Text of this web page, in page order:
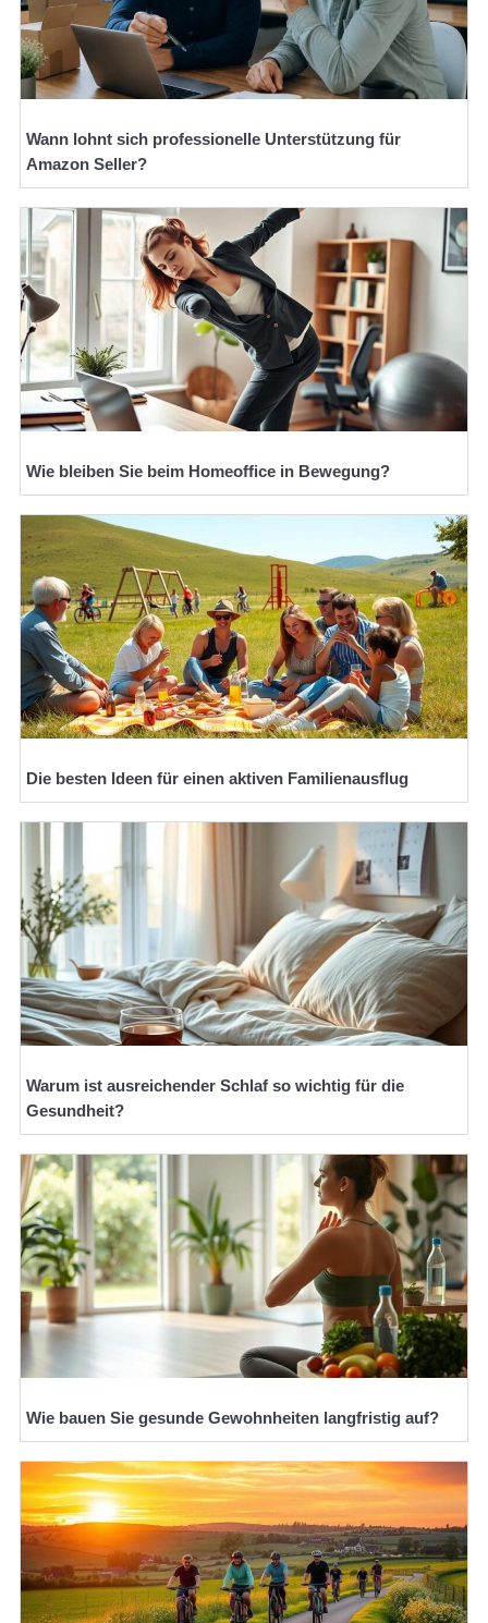
Wann lohnt sich professionelle Unterstützung für
Amazon Seller?
Wie bleiben Sie beim Homeoffice in Bewegung?
Die besten Ideen für einen aktiven Familienausflug
Warum ist ausreichender Schlaf so wichtig für die
Gesundheit?
Wie bauen Sie gesunde Gewohnheiten langfristig auf?